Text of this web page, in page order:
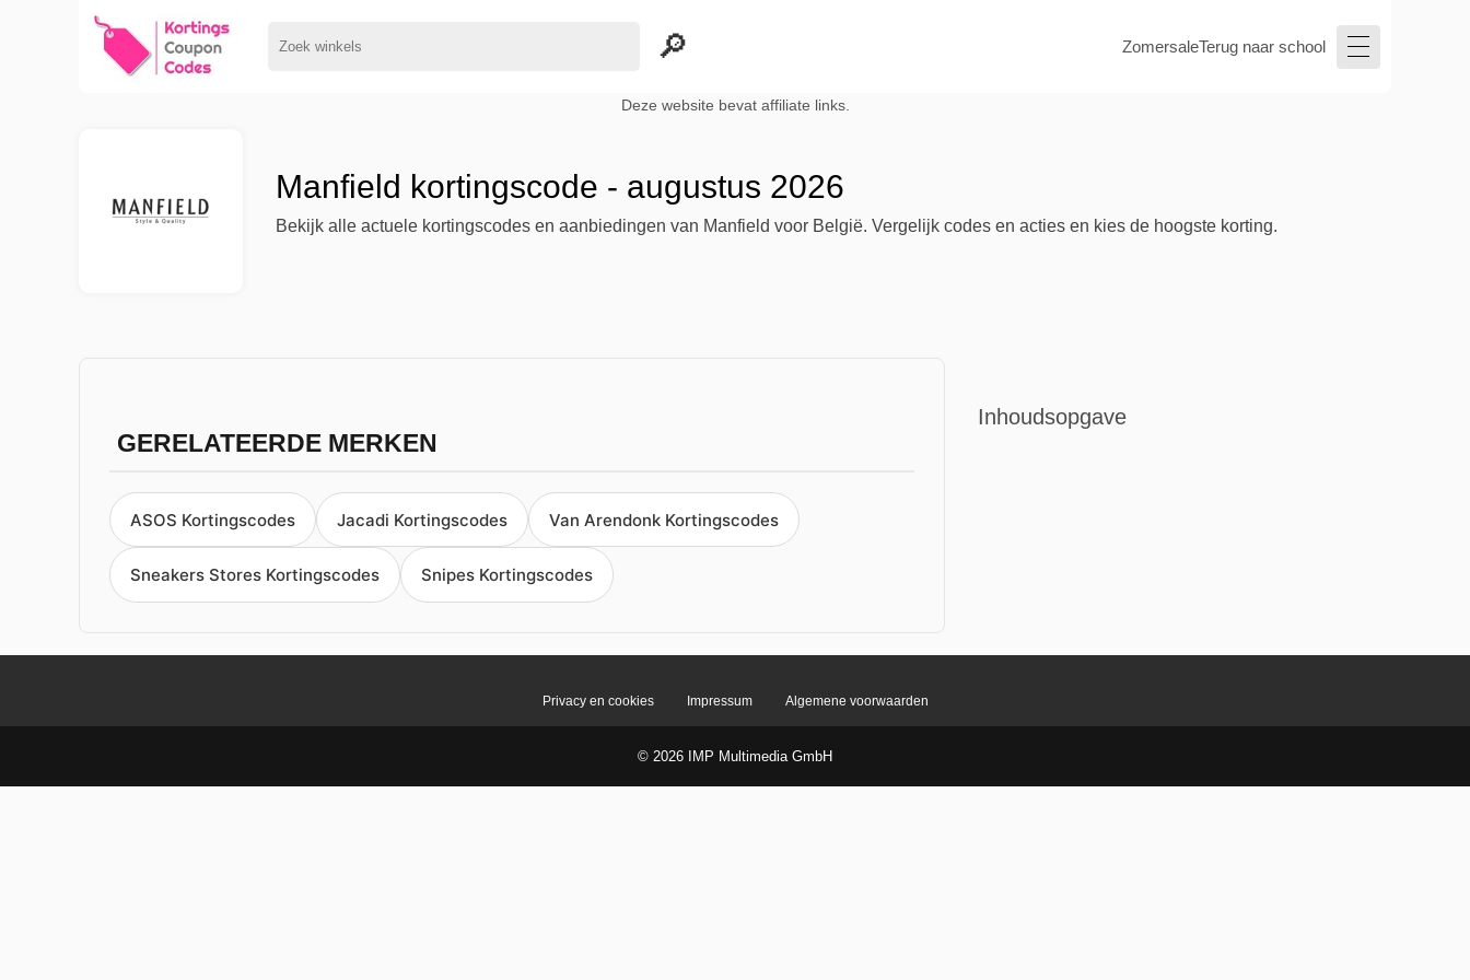
ZomersaleTerug naar school
Deze website bevat affiliate links.
Manfield kortingscode - augustus 2026
Bekijk alle actuele kortingscodes en aanbiedingen van Manfield voor België. Vergelijk codes en acties en kies de hoogste korting.
GERELATEERDE MERKEN
ASOS Kortingscodes Jacadi Kortingscodes Van Arendonk Kortingscodes
Sneakers Stores Kortingscodes Snipes Kortingscodes
Inhoudsopgave
Privacy en cookies Impressum Algemene voorwaarden
© 2026 IMP Multimedia GmbH